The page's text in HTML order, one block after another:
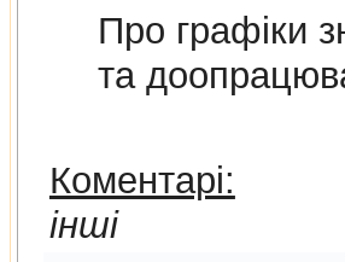
Про графiки
та
Коментарі:
інші